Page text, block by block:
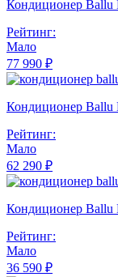
Кондиционер Ballu
Рейтинг:
Мало
77 990 ₽
Кондиционер Ballu
Рейтинг:
Мало
62 290 ₽
Кондиционер Ballu
Рейтинг:
Мало
36 590 ₽